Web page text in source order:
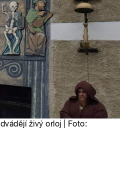
živý orloj | Foto: